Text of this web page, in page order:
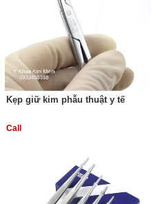
Kẹp giữ kim phẫu thuật y tế
Call